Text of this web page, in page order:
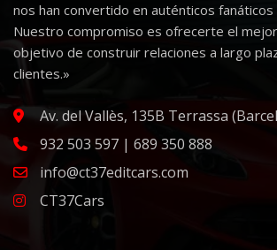
nos han convertido en auténticos
Nuestro compromiso es ofrecerte el
objetivo de construir relaciones a largo
clientes.»
Av. del Vallès, 135B Terrassa
932 503 597 | 689 350 888
info@ct37editcars.com
CT37Cars